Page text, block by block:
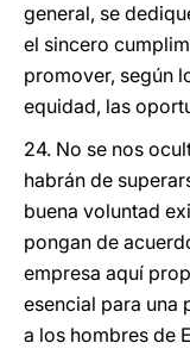
general, se
el sincero
promover, según
equidad, las
24. No se nos
habrán de
buena voluntad
pongan de
empresa aquí
esencial para una
a los hombres de